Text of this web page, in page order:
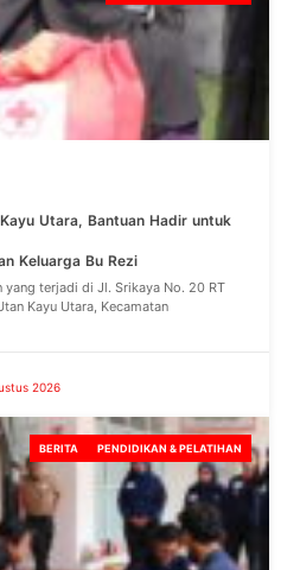
Utara, Bantuan Hadir untuk
Keluarga Bu Rezi
yang terjadi di Jl. Srikaya No. 20 RT
Kayu Utara, Kecamatan
2026
BERITA PENDIDIKAN & PELATIHAN